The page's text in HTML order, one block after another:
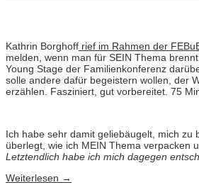
Kathrin Borghoff rief im Rahmen der
melden, wenn man für SEIN Thema
Young Stage der Familienkonferenz
solle andere dafür begeistern wollen, der
erzählen. Fasziniert, gut vorbereitet. 75
Ich habe sehr damit geliebäugelt, mich zu
überlegt, wie ich MEIN Thema verpacken
Letztendlich habe ich mich dagegen
Weiterlesen →